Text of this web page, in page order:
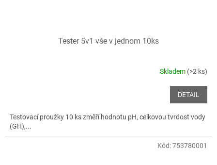
Tester 5v1 vše v jednom 10ks
Skladem (>2 ks)
DETAIL
Testovací proužky 10 ks změří hodnotu pH, celkovou tvrdost vody
(GH),...
Kód:753780001